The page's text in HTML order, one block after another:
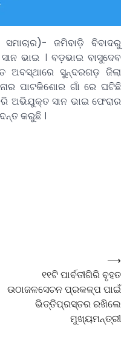
ଜମିବାଡ଼ି ବିବାଦରୁ
ଭାଇ । ବଡ଼ଭାଇ ବାସୁଦେବ
ଅବସ୍ଥାରେ ସୁନ୍ଦରଗଡ଼ ଜିଲା
ପାଟକିଶୋର ଗାଁ ରେ ଘଟିଛି
ଅଭିଯୁକ୍ତ ସାନ ଭାଇ ଫେରାର
କରୁଛି ।
୧୧ଟି ପାର୍ବତୀଗିରି ବୃହତ
ଉଠାଜଳସେଚନ ପ୍ରକଳ୍ପ ପାଇଁ
ଭିତ୍ତିପ୍ରସ୍ତର ରଖିଲେ
ମୁଖ୍ୟମନ୍ତ୍ରୀ
⟶